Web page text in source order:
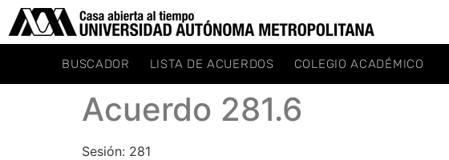
BUSCADOR LISTA DE ACUERDOS COLEGIO ACADÉMICO
Acuerdo 281.6
Sesión: 281